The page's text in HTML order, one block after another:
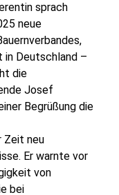
sprach
neue
in Deutschland –
die
Josef
Begrüßung die
Zeit neu
Er warnte vor
von
bei